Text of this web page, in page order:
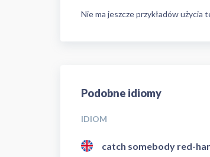
Nie ma jeszcze przykładów użycia
Podobne idiomy
IDIOM
catch somebody red-